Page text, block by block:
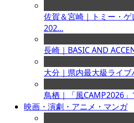
佐賀＆宮崎｜トミー・
202...
長崎｜BASIC AND
大分｜県内最大級ライブ
鳥栖｜「風CAMP2026
映画・演劇・アニメ・マンガ